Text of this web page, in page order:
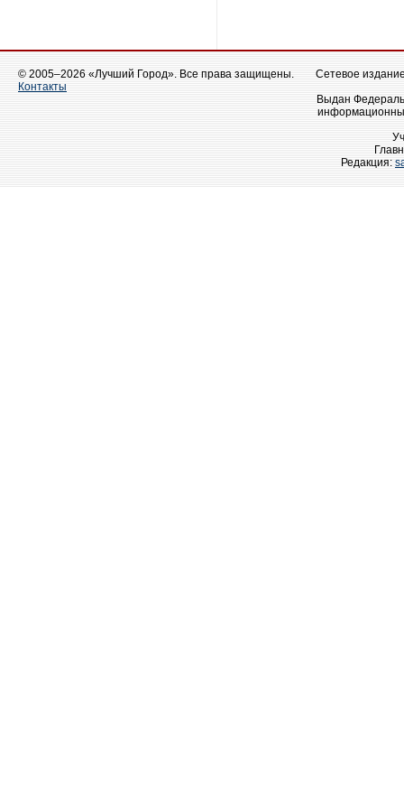
© 2005–2026 «Лучший Город». Все права защищены.
Контакты
Сетевое
Выдан
Редакция: